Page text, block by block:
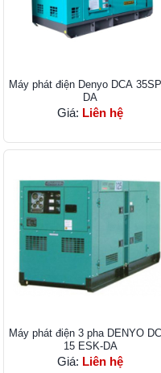
Máy phát điện Denyo DCA
DA
Giá: Liên hệ
Máy phát điện 3 pha DENYO
15 ESK-DA
Giá: Liên hệ